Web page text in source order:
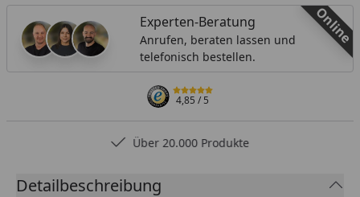
Online
Experten-Beratung
Anrufen, beraten lassen und
telefonisch bestellen.
4,85/ 5
Über 20.000 Produkte
Detailbeschreibung